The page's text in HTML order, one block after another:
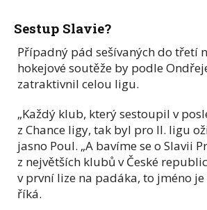
Sestup Slavie?
Případný pád sešívaných do třetí
hokejové soutěže by podle
zatraktivnil celou ligu.
„Každý klub, který sestoupil v
z Chance ligy, tak byl pro II. ligu
jasno Poul. „A bavíme se o Slavii
z největších klubů v České
v první lize na padáka, to jméno je
říká.